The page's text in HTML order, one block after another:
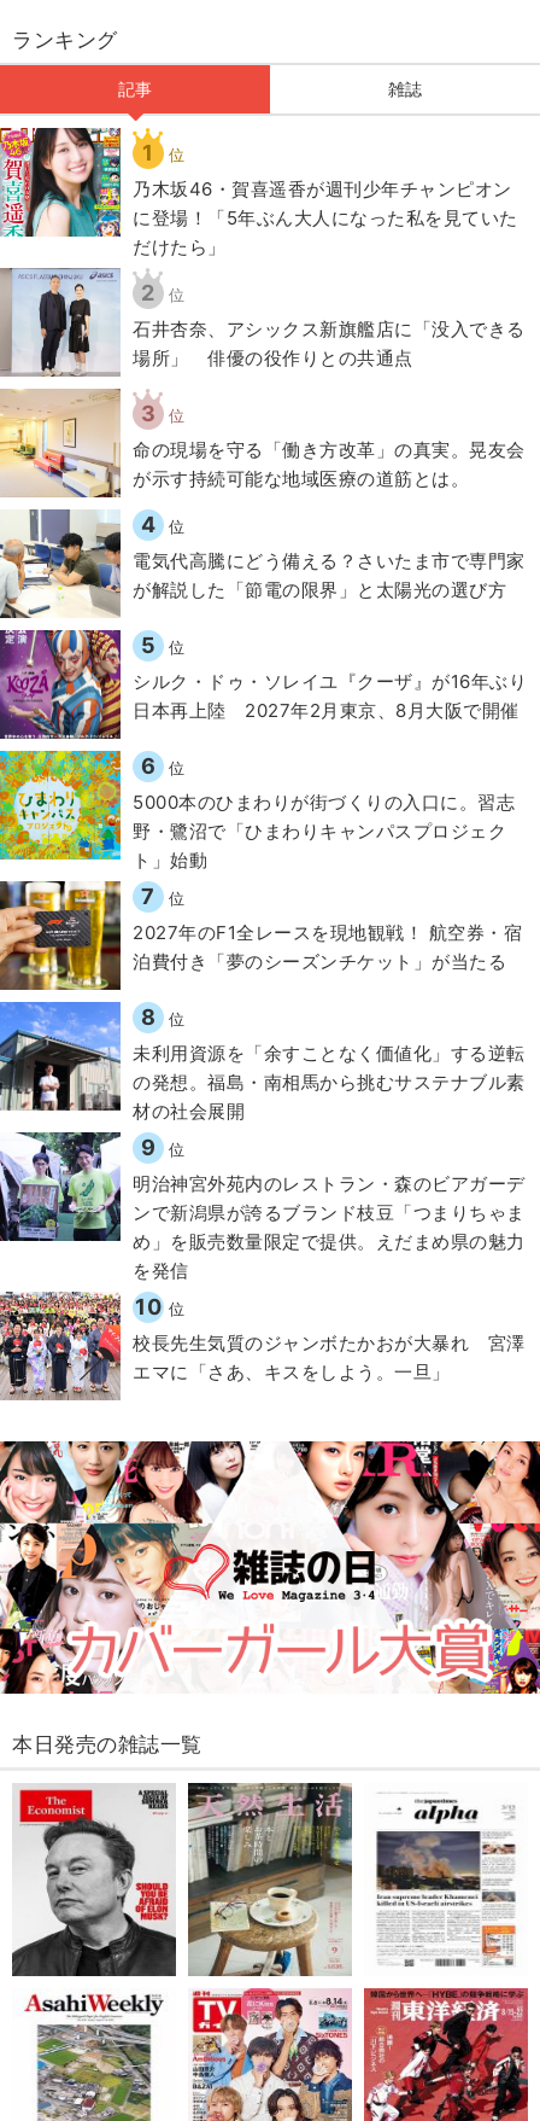
ランキング
記事 雑誌
1 位
乃木坂46・賀喜遥香が週刊少年チャンピオン
に登場！「5年ぶん大人になった私を見ていた
だけたら」
2 位
石井杏奈、アシックス新旗艦店に「没入できる
場所」 俳優の役作りとの共通点
3 位
​命の現場を守る「働き方改革」の真実。晃友会
が示す持続可能な地域医療の道筋とは。
4 位
電気代高騰にどう備える？さいたま市で専門家
が解説した「節電の限界」と太陽光の選び方
5 位
シルク・ドゥ・ソレイユ『クーザ』が16年ぶり
日本再上陸 2027年2月東京、8月大阪で開催
6 位
5000本のひまわりが街づくりの入口に。習志
野・鷺沼で「ひまわりキャンパスプロジェク
ト」始動
7 位
2027年のF1全レースを現地観戦！ 航空券・宿
泊費付き「夢のシーズンチケット」が当たる
8 位
​​未利用資源を「余すことなく価値化」する逆転
の発想。福島・南相馬から挑むサステナブル素
材の社会展開​
9 位
明治神宮外苑内のレストラン・森のビアガーデ
ンで新潟県が誇るブランド枝豆「つまりちゃま
め」を販売数量限定で提供。えだまめ県の魅力
を発信
10 位
校長先生気質のジャンボたかおが大暴れ 宮澤
エマに「さあ、キスをしよう。一旦」
本日発売の雑誌一覧